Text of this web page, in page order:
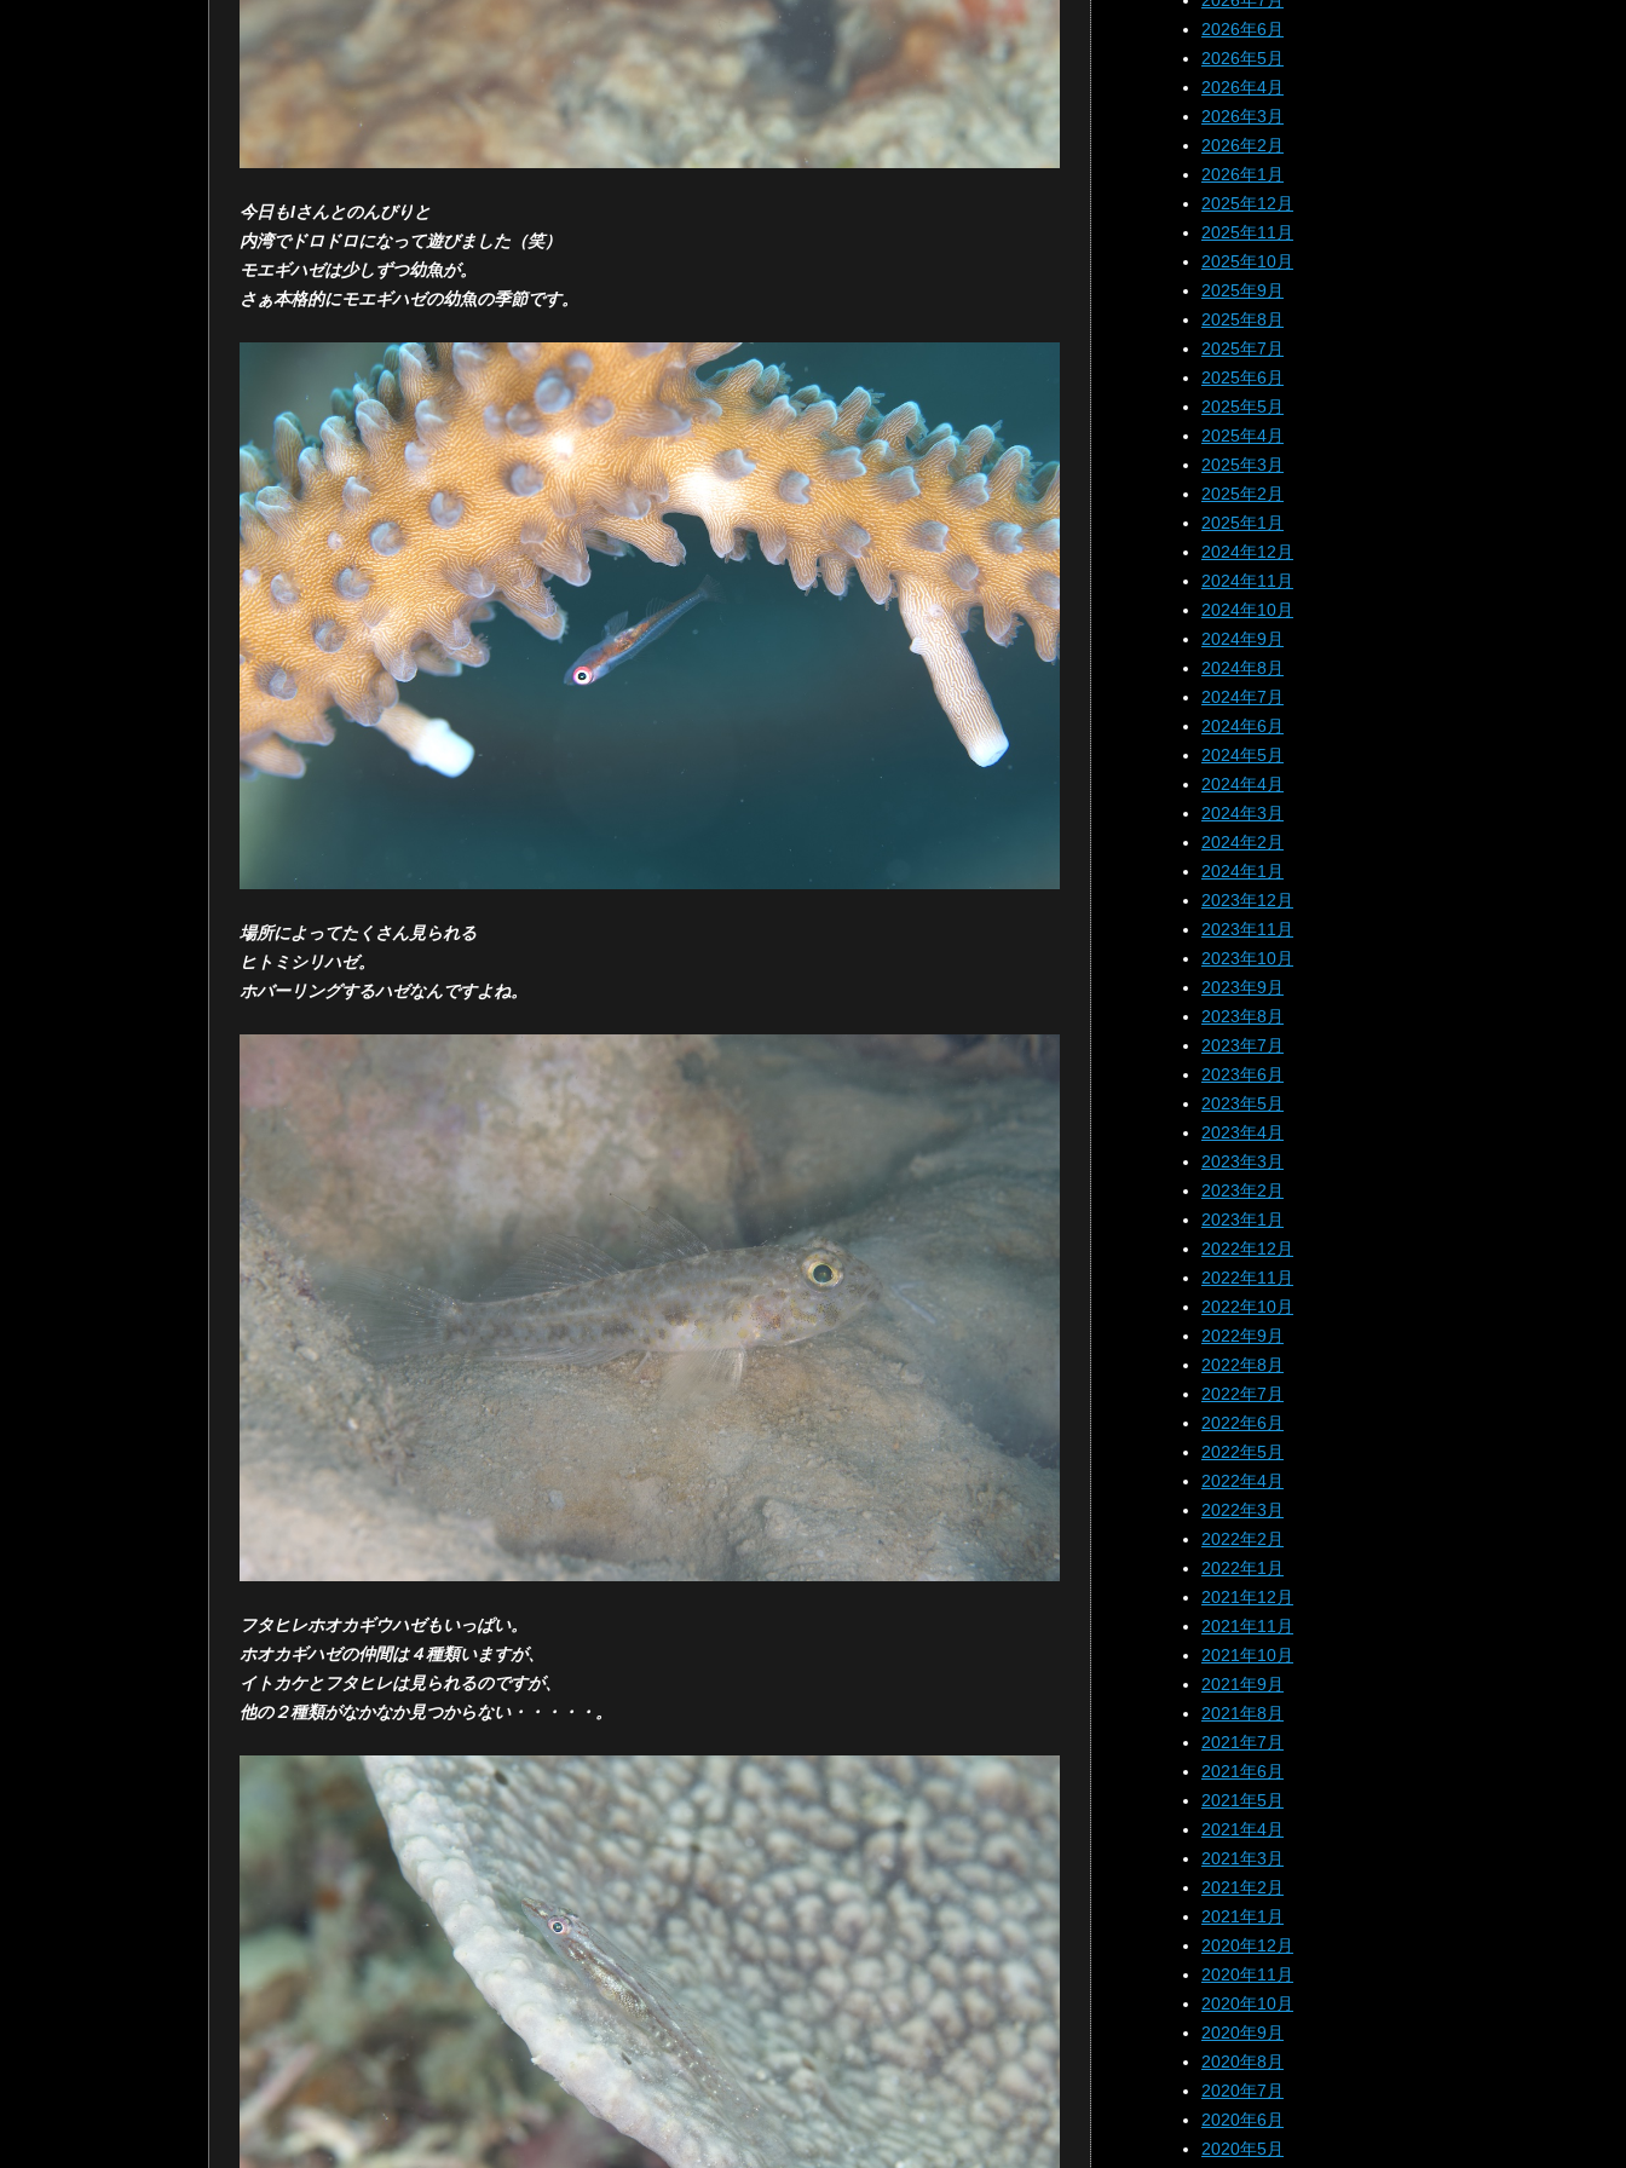
今日もIさんとのんびりと
内湾でドロドロになって遊びました（笑）
モエギハゼは少しずつ幼魚が。
さぁ本格的にモエギハゼの幼魚の季節です。
場所によってたくさん見られる
ヒトミシリハゼ。
ホバーリングするハゼなんですよね。
フタヒレホオカギウハゼもいっぱい。
ホオカギハゼの仲間は４種類いますが、
イトカケとフタヒレは見られるのですが、
他の２種類がなかなか見つからない・・・・・。
2026年6月
2026年5月
2026年4月
2026年3月
2026年2月
2026年1月
2025年12月
2025年11月
2025年10月
2025年9月
2025年8月
2025年7月
2025年6月
2025年5月
2025年4月
2025年3月
2025年2月
2025年1月
2024年12月
2024年11月
2024年10月
2024年9月
2024年8月
2024年7月
2024年6月
2024年5月
2024年4月
2024年3月
2024年2月
2024年1月
2023年12月
2023年11月
2023年10月
2023年9月
2023年8月
2023年7月
2023年6月
2023年5月
2023年4月
2023年3月
2023年2月
2023年1月
2022年12月
2022年11月
2022年10月
2022年9月
2022年8月
2022年7月
2022年6月
2022年5月
2022年4月
2022年3月
2022年2月
2022年1月
2021年12月
2021年11月
2021年10月
2021年9月
2021年8月
2021年7月
2021年6月
2021年5月
2021年4月
2021年3月
2021年2月
2021年1月
2020年12月
2020年11月
2020年10月
2020年9月
2020年8月
2020年7月
2020年6月
2020年5月